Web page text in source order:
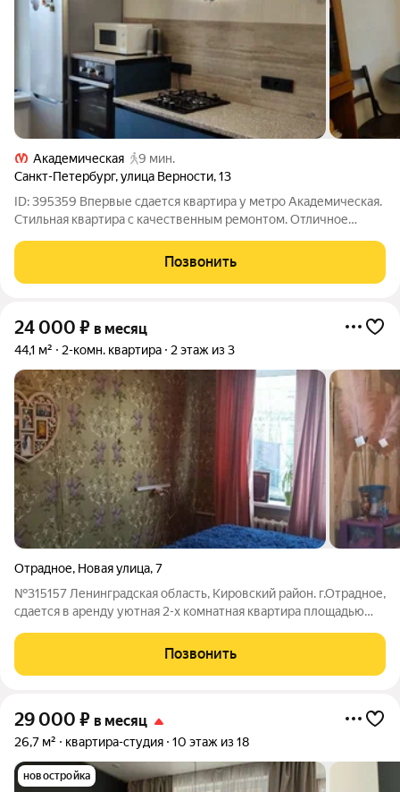
Академическая
9 мин.
Санкт-Петербург,улица Верности,13
ID: 395359 Впервые сдается квартира у метро Академическая.
Стильная квартира с качественным ремонтом. Отличное
проживания . Много магазинов ,торговых центров , фитнес
центр . Зеленый район
Позвонить
24 000 ₽ в месяц
44,1 м² 2-комн. квартира 2 этаж из 3
Отрадное, Новая улица,7
№315157 Ленинградская область, Кировский район. г.Отрадное,
сдается в аренду уютная 2-х комнатная квартира площадью
теплого кирпичного дома малоэтажной застройки, в доме
всего 3 этажа, мало
Позвонить
29 000 ₽ в месяц
26,7 м² квартира-студия 10 этаж из 18
новостройка